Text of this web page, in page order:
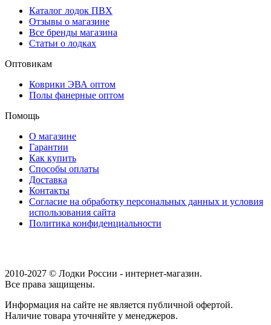
Каталог лодок ПВХ
Отзывы о магазине
Все бренды магазина
Статьи о лодках
Оптовикам
Коврики ЭВА оптом
Полы фанерные оптом
Помощь
О магазине
Гарантии
Как купить
Способы оплаты
Доставка
Контакты
Согласие на обработку персональных данных и условия
использования сайта
Политика конфиденциальности
2010-2027 © Лодки России - интернет-магазин.
Все права защищены.
Информация на сайте не является публичной офертой.
Наличие товара уточняйте у менеджеров.